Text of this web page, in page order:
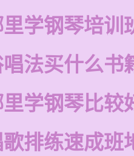
学钢琴培训
法买什么书
学钢琴比较
排练速成班